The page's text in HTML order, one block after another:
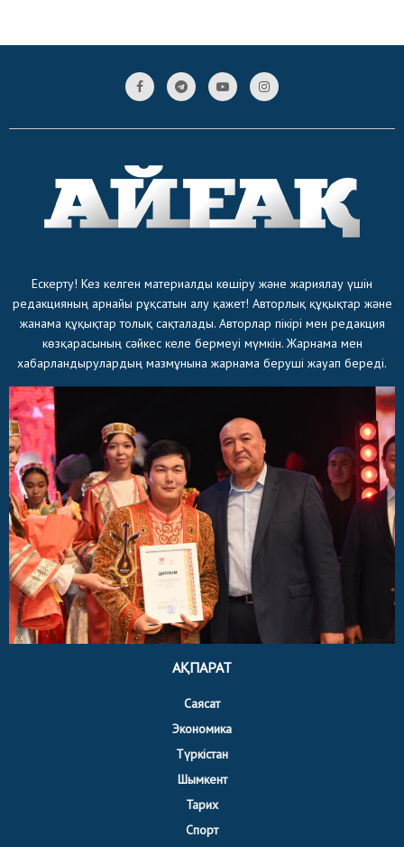
Ескерту! Кез келген материалды көшіру және жариялау үшін
редакцияның арнайы рұқсатын алу қажет! Авторлық құқықтар және
жанама құқықтар толық сақталады. Авторлар пікірі мен редакция
көзқарасының сәйкес келе бермеуі мүмкін. Жарнама мен
хабарландырулардың мазмұнына жарнама беруші жауап береді.
АҚПАРАТ
Саясат
Экономика
Түркістан
Шымкент
Тарих
Спорт